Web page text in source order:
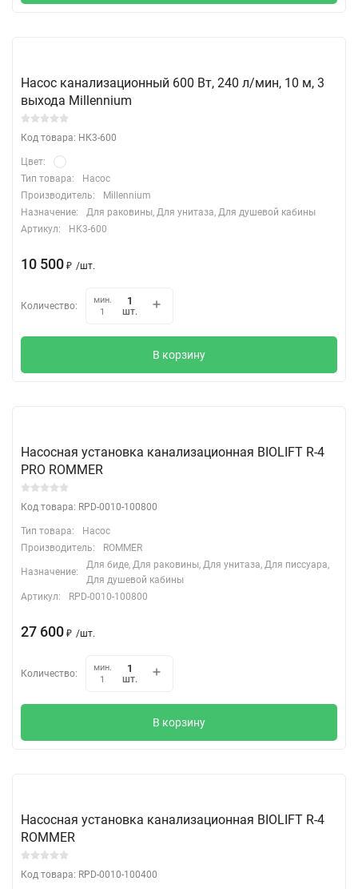
Насос канализационный 600 Вт, 240 л/мин, 10 м, 3
выхода Millennium
Код товара: НК3-600
Цвет:
Тип товара:
Насос
Производитель:
Millennium
Назначение:
Для раковины, Для унитаза, Для душевой кабины
Артикул:
НК3-600
10 500 ₽ /шт.
Количество:
мин.
1
шт.
В корзину
Насосная установка канализационная BIOLIFT R-4
PRO ROMMER
Код товара: RPD-0010-100800
Тип товара:
Насос
Производитель:
ROMMER
Назначение:
Для биде, Для раковины, Для унитаза, Для писсуара,
Для душевой кабины
Артикул:
RPD-0010-100800
27 600 ₽ /шт.
Количество:
мин.
1
шт.
В корзину
Насосная установка канализационная BIOLIFT R-4
ROMMER
Код товара: RPD-0010-100400